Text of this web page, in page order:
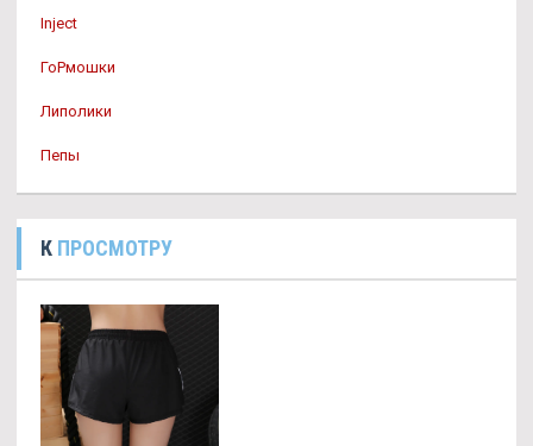
Inject
ГоРмошки
Липолики
Пепы
К ПРОСМОТРУ